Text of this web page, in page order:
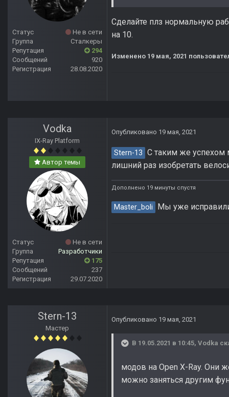
Статус
Не в сети
Группа
Сталкеры
Репутация
294
Сообщений
920
Регистрация
28.08.2020
Cделайте плз нормальную
на 10.
Изменено 19 мая, 2021
Vodka
IX-Ray Platform
Автор темы
Статус
Не в сети
Группа
Разработчики
Репутация
175
Сообщений
237
Регистрация
29.07.2020
Опубликовано 19 мая, 2021
Stern-13 С таким же успехом
лишний раз изобретать
Дополнено 19 минуты спустя
Master_boli Мы уже
Stern-13
Мастер
Опубликовано 19 мая, 2021
В 19.05.2021 в 10:45, Vodka
модов на Open X-Ray. Они
можно заняться другим